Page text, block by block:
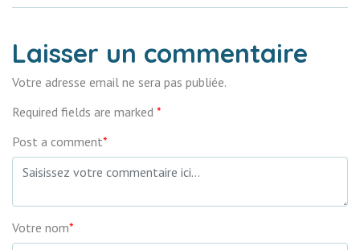
Laisser un commentaire
Votre adresse email ne sera pas publiée.
Required fields are marked *
Post a comment*
Votre nom*